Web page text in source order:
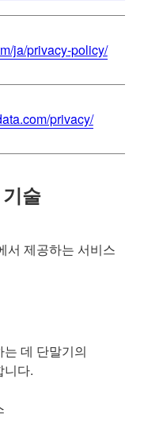
ja/privacy-policy/
privacy/
술
서 제공하는 서비스
데 단말기의
니다.